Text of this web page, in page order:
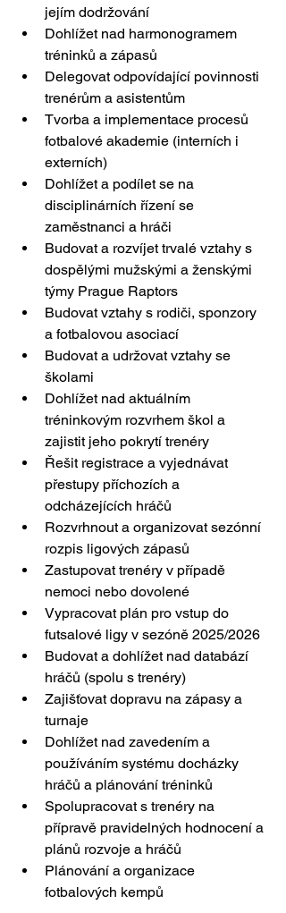
jejím dodržování
Dohlížet nad harmonogramem
tréninků a zápasů
Delegovat odpovídající povinnosti
trenérům a asistentům
Tvorba a implementace procesů
fotbalové akademie (interních i
externích)
Dohlížet a podílet se na
disciplinárních řízení se
zaměstnanci a hráči
Budovat a rozvíjet trvalé vztahy s
dospělými mužskými a ženskými
týmy Prague Raptors
Budovat vztahy s rodiči, sponzory
a fotbalovou asociací
Budovat a udržovat vztahy se
školami
Dohlížet nad aktuálním
tréninkovým rozvrhem škol a
zajistit jeho pokrytí trenéry
Řešit registrace a vyjednávat
přestupy příchozích a
odcházejících hráčů
Rozvrhnout a organizovat sezónní
rozpis ligových zápasů
Zastupovat trenéry v případě
nemoci nebo dovolené
Vypracovat plán pro vstup do
futsalové ligy v sezóně 2025/2026
Budovat a dohlížet nad databází
hráčů (spolu s trenéry)
Zajišťovat dopravu na zápasy a
turnaje
Dohlížet nad zavedením a
používáním systému docházky
hráčů a plánování tréninků
Spolupracovat s trenéry na
přípravě pravidelných hodnocení a
plánů rozvoje a hráčů
Plánování a organizace
fotbalových kempů